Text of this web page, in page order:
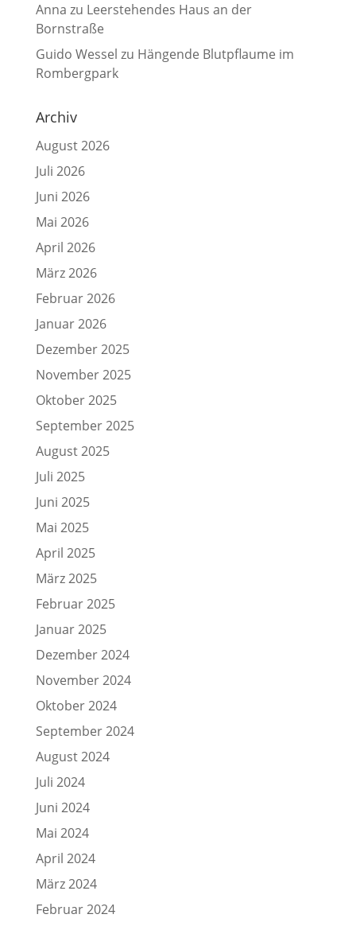
Anna zu Leerstehendes Haus an der
Bornstraße
Guido Wessel zu Hängende Blutpflaume im
Rombergpark
Archiv
August 2026
Juli 2026
Juni 2026
Mai 2026
April 2026
März 2026
Februar 2026
Januar 2026
Dezember 2025
November 2025
Oktober 2025
September 2025
August 2025
Juli 2025
Juni 2025
Mai 2025
April 2025
März 2025
Februar 2025
Januar 2025
Dezember 2024
November 2024
Oktober 2024
September 2024
August 2024
Juli 2024
Juni 2024
Mai 2024
April 2024
März 2024
Februar 2024